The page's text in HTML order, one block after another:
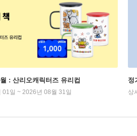
: 산리오캐릭터즈 유리컵
01일 ~ 2026년 08월 31일
정
상